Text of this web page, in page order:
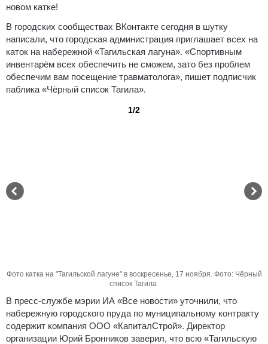
новом катке!
В городских сообществах ВКонтакте сегодня в шутку
написали, что городская администрация приглашает всех на
каток на набережной «Тагильская лагуна». «Спортивным
инвентарём всех обеспечить не сможем, зато без проблем
обеспечим вам посещение травматолога», пишет подписчик
паблика «Чёрный список Тагила».
1/2
Фото катка на "Тагильской лагуне" в воскресенье, 17 ноября. Фото: Чёрный
список Тагила
В пресс-службе мэрии ИА «Все новости» уточнили, что
набережную городского пруда по муниципальному контракту
содержит компания ООО «КапиталСтрой». Директор
организации Юрий Бронников заверил, что всю «Тагильскую